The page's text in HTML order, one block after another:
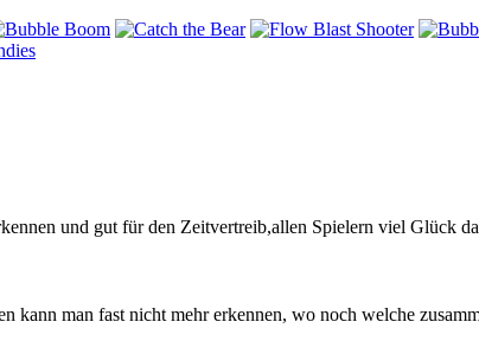
und gut für den Zeitvertreib,allen Spielern viel Glück
kann man fast nicht mehr erkennen, wo noch welche